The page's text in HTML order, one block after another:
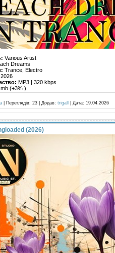
Various Artist
Dreams
Trance, Electro
2026
MP3 | 320 kbps
(+3% )
Переглядів: 23 Додав: trigall Дата: 19.04.2026
(2026)